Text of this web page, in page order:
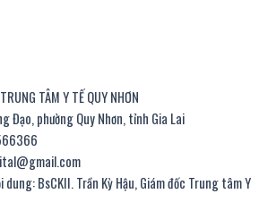
TÂM Y TẾ QUY NHƠN
Đạo, phường Quy Nhơn, tỉnh Gia Lai
BsCKII. Trần Kỳ Hậu, Giám đốc Trung tâm Y